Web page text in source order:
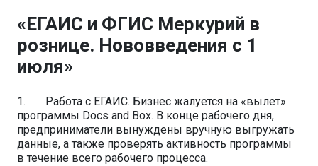
«ЕГАИС и ФГИС Меркурий в
рознице. Нововведения с 1
июля»
1. Работа с ЕГАИС. Бизнес жалуется на «вылет»
программы Docs and Box. В конце рабочего дня,
предприниматели вынуждены вручную выгружать
данные, а также проверять активность программы
в течение всего рабочего процесса.